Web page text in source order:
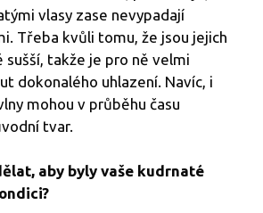
vlasy zase nevypadají
Třeba kvůli tomu, že jsou jejich
sušší, takže je pro ně velmi
dokonalého uhlazení. Navíc, i
mohou v průběhu času
tvar.
aby byly vaše kudrnaté